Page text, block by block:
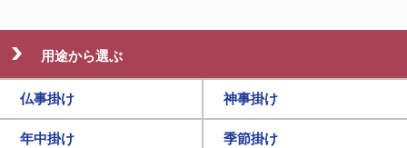
用途から選ぶ
仏事掛け 神事掛け
年中掛け 季節掛け